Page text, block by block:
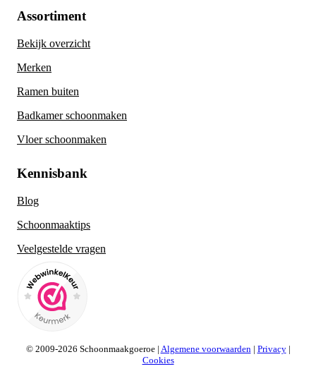
Assortiment
Bekijk overzicht
Merken
Ramen buiten
Badkamer schoonmaken
Vloer schoonmaken
Kennisbank
Blog
Schoonmaaktips
Veelgestelde vragen
© 2009-2026 Schoonmaakgoeroe | Algemene voorwaarden | Privacy|
Cookies